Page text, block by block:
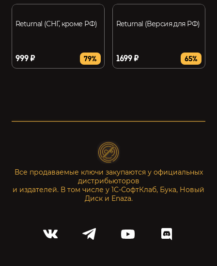
Returnal (СНГ, кроме РФ)
999 ₽ 79%
Returnal (Версия для РФ)
1699 ₽ 65%
Все продаваемые ключи закупаются у официальных
дистрибьюторов
и издателей. В том числе у 1С-СофтКлаб, Бука, Новый
Диск и Enaza.